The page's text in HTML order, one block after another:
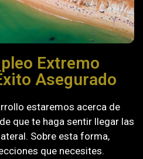
Extremo
Asegurado
estaremos acerca de
que te haga sentir llegar las
Sobre esta forma,
que necesites.